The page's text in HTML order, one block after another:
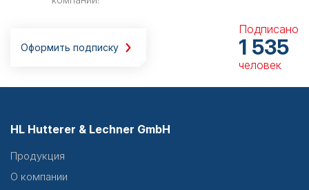
Оформить подписку
Подписано
1 535
человек
HL Hutterer & Lechner GmbH
Продукция
О компании